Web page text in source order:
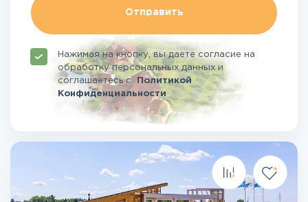
Отправить
Нажимая на кнопку, вы даете согласие на
обработку персональных данных и
соглашаетесьсПолитикой
Конфиденциальности